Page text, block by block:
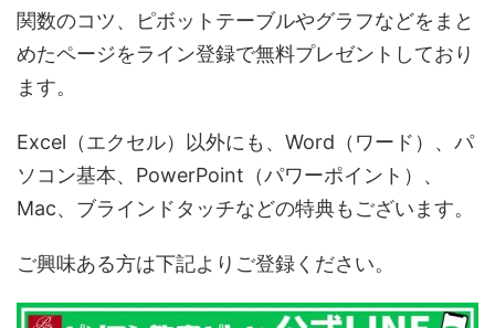
関数のコツ、ピボットテーブルやグラフなどをまと
めたページをライン登録で無料プレゼントしており
ます。
Excel（エクセル）以外にも、Word（ワード）、パ
ソコン基本、PowerPoint（パワーポイント）、
Mac、ブラインドタッチなどの特典もございます。
ご興味ある方は下記よりご登録ください。